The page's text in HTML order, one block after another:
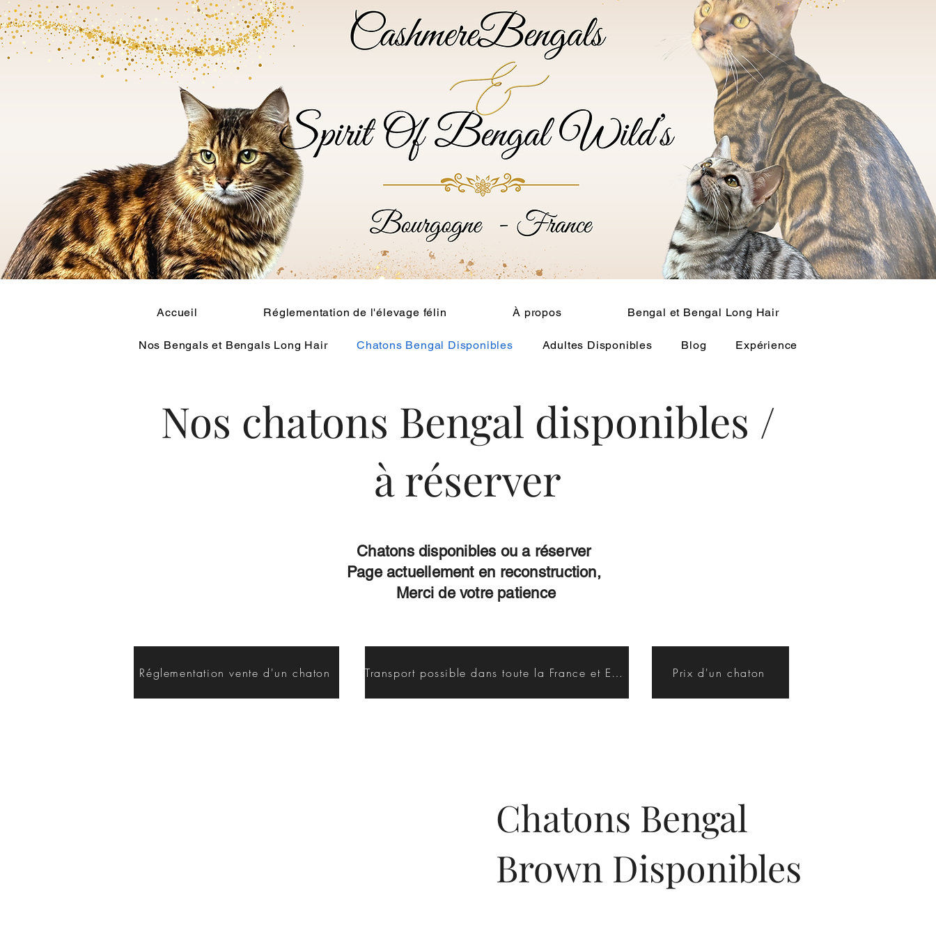
Accueil Réglementation de l'élevage félin À propos Bengal et Bengal Long Hair
Nos Bengals et Bengals Long Hair Chatons Bengal Disponibles Adultes Disponibles Blog Expérience
Nos chatons Bengal disponibles /
à réserver
Chatons disponibles ou a réserver
Page actuellement en reconstruction,
Merci de votre patience
Réglementation vente d'un chaton Transport possible dans toute la France et Europe / Hors Europe Prix d'un chaton
Chatons Bengal
Brown Disponibles